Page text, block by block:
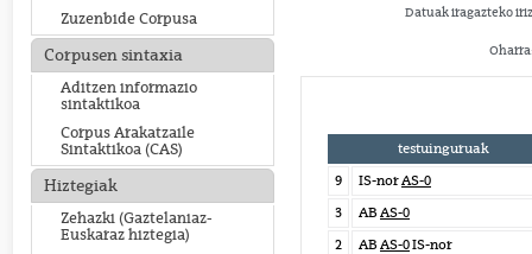
Zuzenbide Corpusa
Corpusen sintaxia
Aditzen informazio
sintaktikoa
Corpus Arakatzaile
Sintaktikoa (CAS)
Hiztegiak
Zehazki (Gaztelaniaz-
Euskaraz hiztegia)
Datuak iragazteko
testuinguruak
9
IS-norAS-0
3
AB AS-0
2
AB AS-0IS-nor